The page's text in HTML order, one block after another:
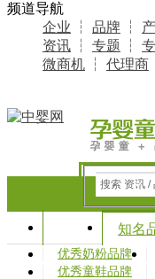
频道导航
企业 ┆ 品牌 ┆
资讯 ┆ 专题 ┆
微商机 ┆ 代理商
搜索 资讯 /
知名
优秀奶粉品牌
优秀童鞋品牌